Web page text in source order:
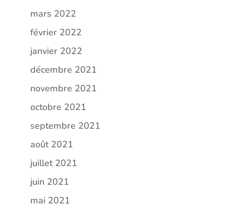
mars 2022
février 2022
janvier 2022
décembre 2021
novembre 2021
octobre 2021
septembre 2021
août 2021
juillet 2021
juin 2021
mai 2021